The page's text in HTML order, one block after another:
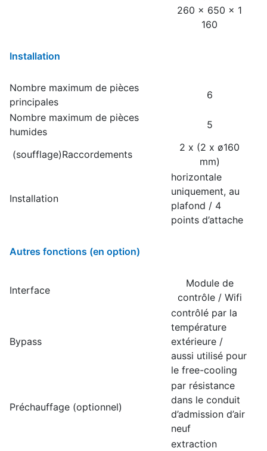
260 x 650 x 1
160
Installation
Nombre maximum de pièces
principales
6
Nombre maximum de pièces
humides
5
(soufflage)Raccordements
2 x (2 x ø160
mm)
Installation
horizontale
uniquement, au
plafond / 4
points d’attache
Autres fonctions (en option)
Interface
Module de
contrôle / Wifi
Bypass
contrôlé par la
température
extérieure /
aussi utilisé pour
le free-cooling
Préchauffage (optionnel)
par résistance
dans le conduit
d’admission d’air
neuf
extraction